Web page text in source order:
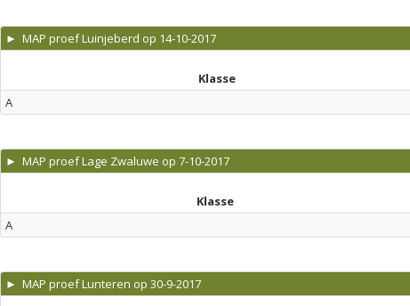
► MAP proef Luinjeberd op 14-10-2017
Klasse
A
► MAP proef Lage Zwaluwe op 7-10-2017
Klasse
A
► MAP proef Lunteren op 30-9-2017